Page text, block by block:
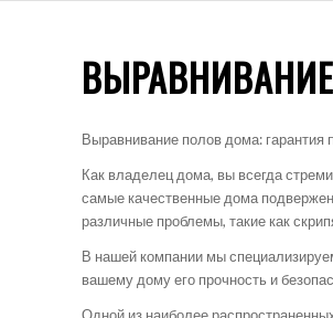
Выравнивание полов дома: гарантия
Как владелец дома, вы всегда
самые качественные дома
различные проблемы, такие как
В нашей компании мы
вашему дому его прочность и